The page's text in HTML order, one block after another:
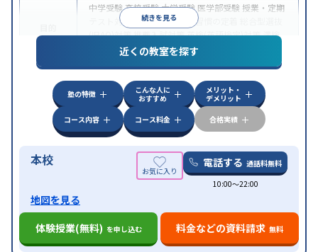
続きを見る
中学受験高校受験大学受験 医学部受験 授業・定期
テスト対策
内申点対策 学習習慣の定着
(旧AO)対策推薦入試対策英検(英語検定)対策漢検
(漢字検定)対策
中高一貫校生に対応成績保証制度あり授業の振替
可能不登校生に対応学習にPC・タブレットを利用
オンライン対応1科目から受講可能
近くの教室を探す
塾の特徴
こんな人に
おすすめ
メリット・
デメリット
コース内容
コース料金 合格実績
本校 電話する 通話料無料
10:00〜22:00
地図を見る
体験授業(無料) を申し込む 料金などの資料請求 無料